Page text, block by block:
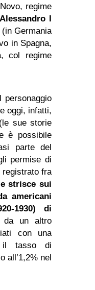
regime
Alessandro I
Germania
in Spagna,
col regime
oggi, infatti,
sue storie
è possibile
parte del
permise di
registrato fra
strisce sui
americani
1930) di
un altro
con una
il tasso di
all’1,2% nel